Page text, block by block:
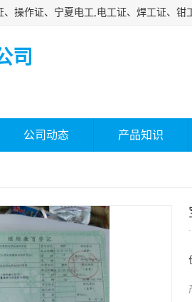
司
公司动态 产品知识